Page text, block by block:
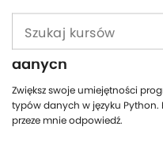
Python | 100
danych
Zwiększ swoje umiejętności
typów danych w języku
przeze mnie odpowiedź.